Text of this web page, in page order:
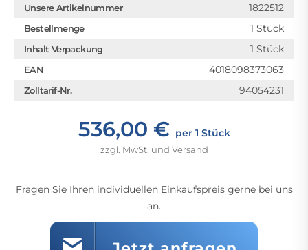
Unsere Artikelnummer 1822512
Bestellmenge 1 Stück
Inhalt Verpackung 1 Stück
EAN 4018098373063
Zolltarif-Nr. 94054231
536,00 € per 1 Stück
zzgl. MwSt. und Versand
Fragen Sie Ihren individuellen Einkaufspreis gerne bei uns
an.